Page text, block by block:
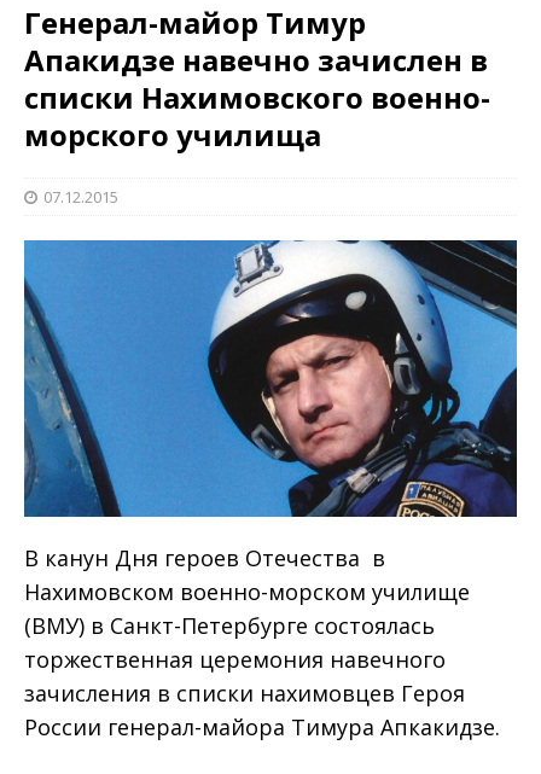
Генерал-майор Тимур
Апакидзе навечно зачислен в
списки Нахимовского военно-
морского училища
07.12.2015
В канун Дня героев Отечества в
Нахимовском военно-морском училище
(ВМУ) в Санкт-Петербурге состоялась
торжественная церемония навечного
зачисления в списки нахимовцев Героя
России генерал-майора Тимура Апкакидзе.